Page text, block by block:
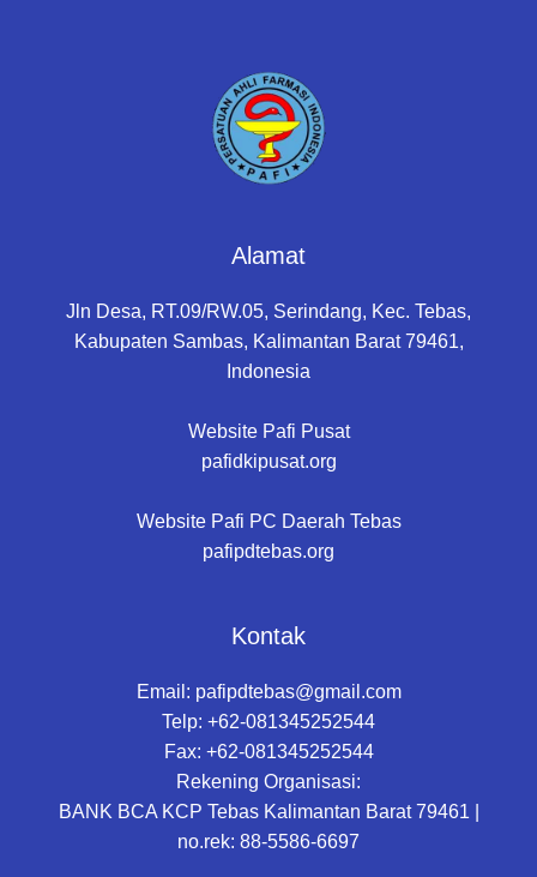
Alamat
Jln Desa, RT.09/RW.05, Serindang, Kec. Tebas,
Kabupaten Sambas, Kalimantan Barat 79461,
Indonesia
Website Pafi Pusat
pafidkipusat.org
Website Pafi PC Daerah Tebas
pafipdtebas.org
Kontak
Email: pafipdtebas@gmail.com
Telp: +62-081345252544
Fax: +62-081345252544
Rekening Organisasi:
BANK BCA KCP Tebas Kalimantan Barat 79461 |
no.rek: 88-5586-6697